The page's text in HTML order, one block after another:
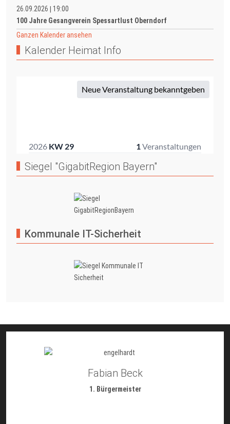
26.09.2026
19:00
100 Jahre Gesangverein Spessartlust Oberndorf
Ganzen Kalender ansehen
Kalender Heimat Info
Siegel "GigabitRegion Bayern"
Kommunale IT-Sicherheit
Fabian Beck
1. Bürgermeister